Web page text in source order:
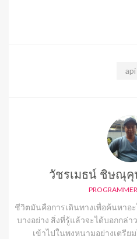
api
วัชรเมธน์ ชิษณุคุ
ชีวิตมันคือการเดินทางเพื่อค้นหาอ
บางอย่าง สิ่งที่รู้แล้วจะได้บอกกล่
เข้าไปในพงหนามอย่างเตรีย